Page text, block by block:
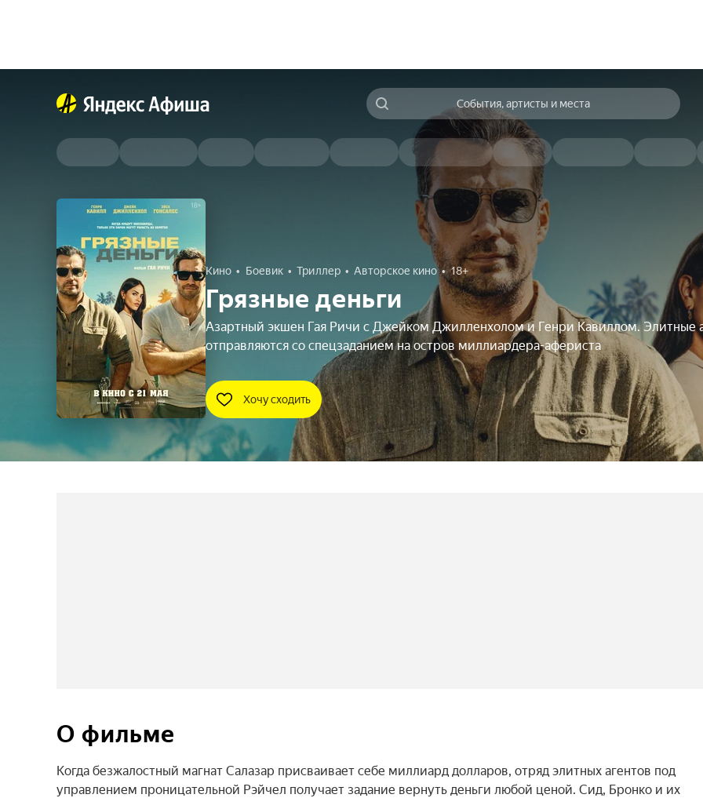
События, артисты и места
Кино Боевик Триллер Авторское кино 18+
Грязные деньги
Азартный экшен Гая Ричи с Джейком Джилленхолом и Генри Кавиллом. Элитные
отправляются со спецзаданием на остров миллиардера-афериста
Хочу сходить
О фильме
Когда безжалостный магнат Салазар присваивает себе миллиард долларов, отряд элитных агентов под
управлением проницательной Рэйчел получает задание вернуть деньги любой ценой. Сид, Бронко и их